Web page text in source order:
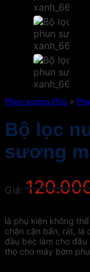
Phun sương Pizo »
Bộ lọc
sương
Giá:
là phụ kiện không
chặn cặn bẩn, rát, lá
đầu béc làm cho
thọ cho máy bơm